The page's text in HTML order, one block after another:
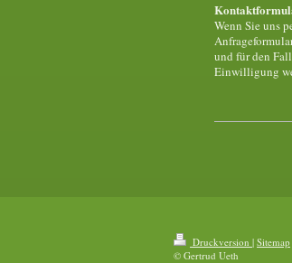
Wenn Sie uns
und für den
Einwilligung
Druckversion | Sitemap
© Gertrud Ueth